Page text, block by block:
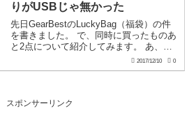
りがUSBじゃ無かった
先日GearBestのLuckyBag（福袋）の件
を書きました。 で、同時に買ったものあ
と2点について紹介してみます。 あ、よ
くあるレビューのようにGearBestさんか
ら無償提供を受けてのレビューではあり
2017/12/10 0
スポンサーリンク